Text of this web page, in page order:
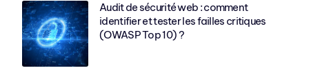
Audit de sécurité web : comment
identifier et tester les failles critiques
(OWASP Top 10) ?